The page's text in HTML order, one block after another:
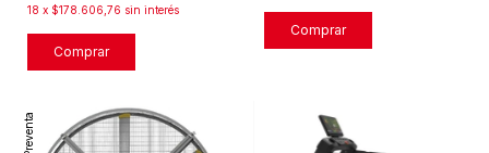
18 x $178.606,76 sin interés
Preventa